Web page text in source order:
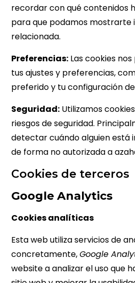
recordar con qué contenidos
para que podamos mostrarte
relacionada.
Preferencias: Las cookies
tus ajustes y preferencias,
preferido y tu configuración
Seguridad: Utilizamos
riesgos de seguridad.
detectar cuándo alguien está
de forma no autorizada a
Cookies de terceros
Google Analytics
Cookies analíticas
Esta web utiliza servicios de
concretamente,Google
website a analizar el uso que